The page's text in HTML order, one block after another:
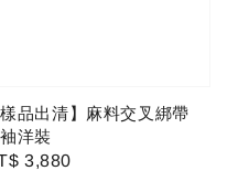
樣品出清】麻料交叉綁帶
洋裝
3,880